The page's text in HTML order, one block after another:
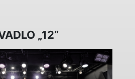
„12“